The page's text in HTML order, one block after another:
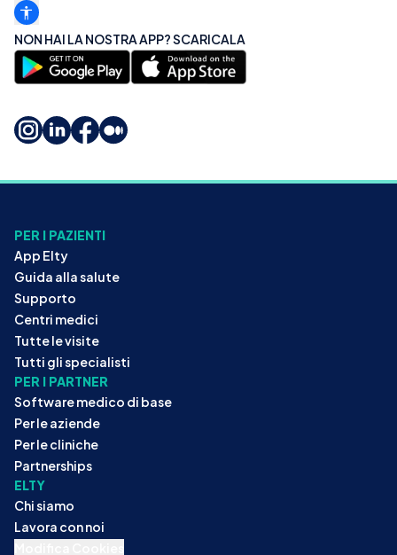
NON HAI LA NOSTRA APP? SCARICALA
PER I PAZIENTI
App Elty
Guida alla salute
Supporto
Centri medici
Tutte le visite
Tutti gli specialisti
PER I PARTNER
Software medico di base
Per le aziende
Per le cliniche
Partnerships
ELTY
Chi siamo
Lavora con noi